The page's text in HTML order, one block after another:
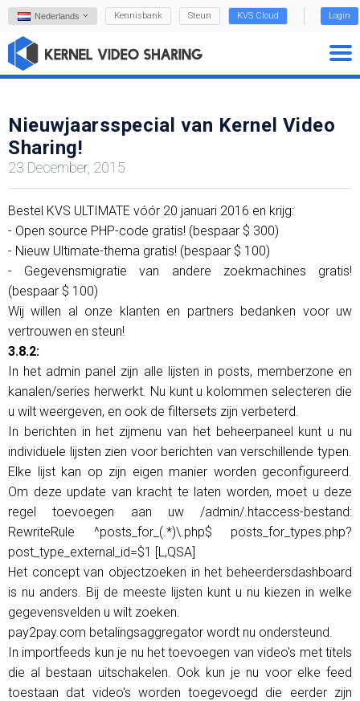
Nederlands Kennisbank Steun KVS Cloud Login
Nieuwjaarsspecial van Kernel Video
Sharing!
23 December, 2015
Bestel KVS ULTIMATE vóór 20 januari 2016 en krijg:
- Open source PHP-code gratis! (bespaar $ 300)
- Nieuw Ultimate-thema gratis! (bespaar $ 100)
- Gegevensmigratie van andere zoekmachines gratis!
(bespaar $ 100)
Wij willen al onze klanten en partners bedanken voor uw
vertrouwen en steun!
3.8.2:
In het admin panel zijn alle lijsten in posts, memberzone en
kanalen/series herwerkt. Nu kunt u kolommen selecteren die
u wilt weergeven, en ook de filtersets zijn verbeterd.
In berichten in het zijmenu van het beheerpaneel kunt u nu
individuele lijsten zien voor berichten van verschillende typen.
Elke lijst kan op zijn eigen manier worden geconfigureerd.
Om deze update van kracht te laten worden, moet u deze
regel toevoegen aan uw /admin/.htaccess-bestand:
RewriteRule ^posts_for_(.*)\.php$ posts_for_types.php?
post_type_external_id=$1 [L,QSA]
Het concept van objectzoeken in het beheerdersdashboard
is nu anders. Bij de meeste lijsten kunt u nu kiezen in welke
gegevensvelden u wilt zoeken.
pay2pay.com betalingsaggregator wordt nu ondersteund.
In importfeeds kun je nu het toevoegen van video's met titels
die al bestaan ​​uitschakelen. Ook kun je nu voor elke feed
toestaan ​​dat video's worden toegevoegd die eerder zijn